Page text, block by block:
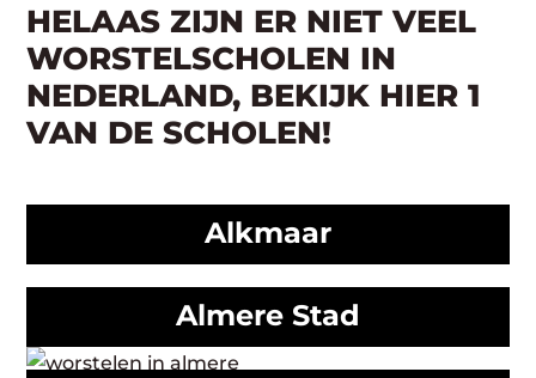
HELAAS ZIJN ER NIET VEEL
WORSTELSCHOLEN IN
NEDERLAND, BEKIJK HIER 1
VAN DE SCHOLEN!
Alkmaar
Almere Stad